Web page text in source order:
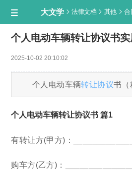
大文学法律文档  其他合

个人电动车辆转让协议书
2025-10-02 20:10:02
个人电动车辆转让协议书（
个人电动车辆转让协议书 篇1
有转让方(甲方)：
购车方(乙方)：_______________